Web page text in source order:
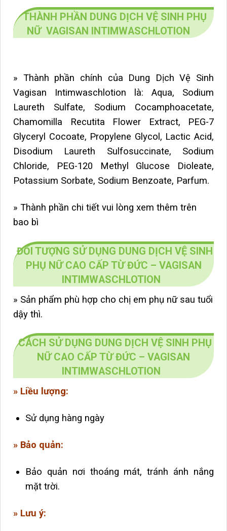
THÀNH PHẦN DUNG DỊCH VỆ SINH PHỤ
NỮ VAGISAN INTIMWASCHLOTION
» Thành phần chính của Dung Dịch Vệ Sinh
Vagisan Intimwaschlotion là: Aqua, Sodium
Laureth Sulfate, Sodium Cocamphoacetate,
Chamomilla Recutita Flower Extract, PEG-7
Glyceryl Cocoate, Propylene Glycol, Lactic Acid,
Disodium Laureth Sulfosuccinate, Sodium
Chloride, PEG-120 Methyl Glucose Dioleate,
Potassium Sorbate, Sodium Benzoate, Parfum.
» Thành phần chi tiết vui lòng xem thêm trên
bao bì
ĐỐI TƯỢNG SỬ DỤNG DUNG DỊCH VỆ SINH
PHỤ NỮ CAO CẤP TỪ ĐỨC – VAGISAN
INTIMWASCHLOTION
» Sản phẩm phù hợp cho chị em phụ nữ sau tuổi
dậy thì.
CÁCH SỬ DỤNG DUNG DỊCH VỆ SINH PHỤ
NỮ CAO CẤP TỪ ĐỨC – VAGISAN
INTIMWASCHLOTION
» Liều lượng:
Sử dụng hàng ngày
» Bảo quản:
Bảo quản nơi thoáng mát, tránh ánh nắng
mặt trời.
» Lưu ý: